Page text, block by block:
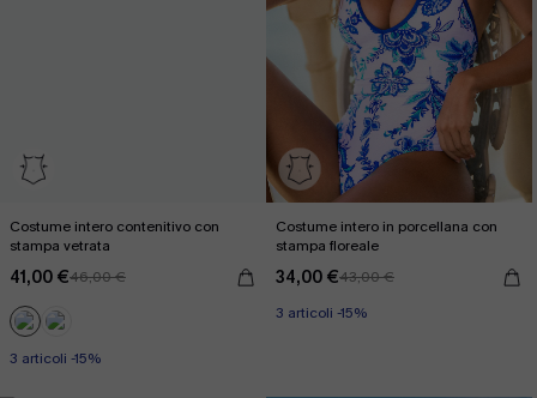
Costume intero contenitivo con
stampa vetrata
41,00 €46,00 €
3 articoli -15%
Costume intero in porcellana con
stampa floreale
34,00 €43,00 €
3 articoli -15%